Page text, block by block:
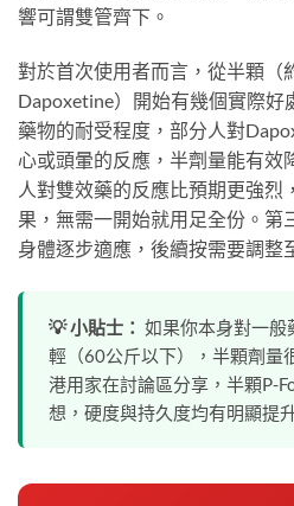
響可謂雙管齊下。
對於首次使用者而言，從半顆（
Dapoxetine）開始有幾個實際
藥物的耐受程度，部分人對
心或頭暈的反應，半劑量能有效
人對雙效藥的反應比預期更強烈
果，無需一開始就用足全份。第
身體逐步適應，後續按需要調整
💡 小貼士： 如果你本身對一般
輕（60公斤以下），半顆劑量
港用家在討論區分享，半顆P-
想，硬度與持久度均有明顯提